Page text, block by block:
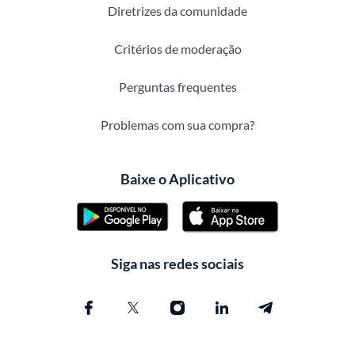
Diretrizes da comunidade
Critérios de moderação
Perguntas frequentes
Problemas com sua compra?
Baixe o Aplicativo
Siga nas redes sociais